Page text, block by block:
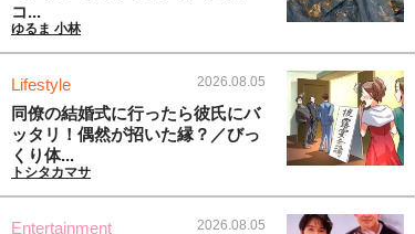
コ...
ゆるま 小林
Lifestyle 2026.08.05
同僚の結婚式に行ったら彼氏にバ
ッタリ！偶然が招いた縁？／びっ
くり体...
トシタカマサ
Entertainment 2026.08.05